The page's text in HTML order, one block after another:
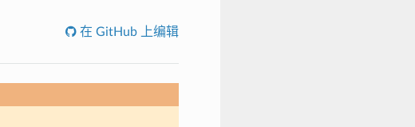
在 GitHub 上编辑